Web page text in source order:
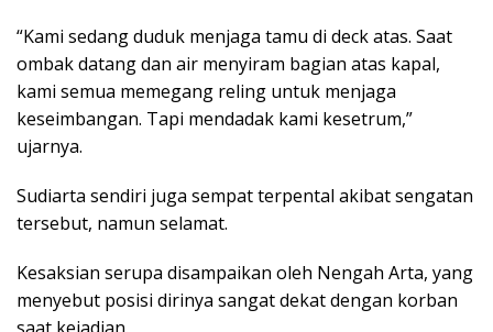
“Kami sedang duduk menjaga tamu di deck atas. Saat
ombak datang dan air menyiram bagian atas kapal,
kami semua memegang reling untuk menjaga
keseimbangan. Tapi mendadak kami kesetrum,”
ujarnya.
Sudiarta sendiri juga sempat terpental akibat sengatan
tersebut, namun selamat.
Kesaksian serupa disampaikan oleh Nengah Arta, yang
menyebut posisi dirinya sangat dekat dengan korban
saat kejadian.